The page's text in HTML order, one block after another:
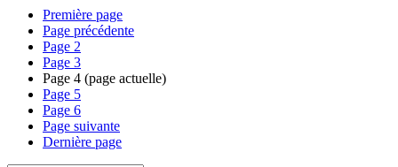
Première page
Page précédente
Page 2
Page 3
Page 4 (page actuelle)
Page 5
Page 6
Page suivante
Dernière page